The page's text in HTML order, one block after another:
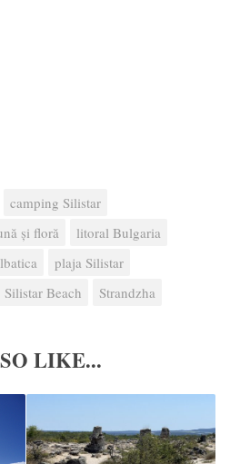
camping Silistar
şi floră
litoral Bulgaria
plaja Silistar
Silistar Beach Strandzha
LIKE...